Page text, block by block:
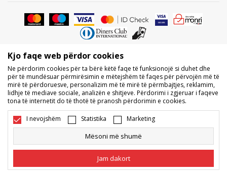
Nuk lejohet shkarkimi ose përdorimi i përmbajtjes nga faqet e internetit
të BDS.MK, pjesërisht ose tërësisht, dhe i referohet logove, markave
tregtare, përmbajtjes komerciale, as caktimi i tyre palëve të treta,
publikimi i tyre publikisht ose përdorimi i tyre për ndonjë për qëllime, pa
pëlqimin me shkrim të BDS.MK DOOEL.
Ne përpiqemi të jemi sa më të saktë në përshkrimin e produktit, foton
dhe vetë çmimin, por nuk mund të garantojmë që të gjitha informacionet
të jenë të plota dhe pa gabime. Të gjitha produktet e shfaqura në faqe
janë pjesë e ofertës sonë, por nuk kuptohet që ato duhet të jenë të
disponueshme gjatë gjithë kohës. Disponueshmërinë e produkteve mund
ta kontrolloni edhe në numrin e telefonit 02 3055 222.
, Duke krijuarNB SOFT
rezervuara.
Kjo faqe web përdor cookies
Ne përdorim cookies për ta bërë këtë faqe të funksionojë si duhet dhe
për të mundësuar përmirësimin e mëtejshëm të faqes për përvojën më të
mirë të përdoruesve, personalizim më të mirë të përmbajtjes, reklamim,
lidhje të mediave sociale, analizën e shitjeve. Përdorimi i zgjeruar i faqeve
tona të internetit do të thotë të pranosh përdorimin e cookies.
I nevojshëm Statistika Marketing
Mësoni më shumë
Jam dakort